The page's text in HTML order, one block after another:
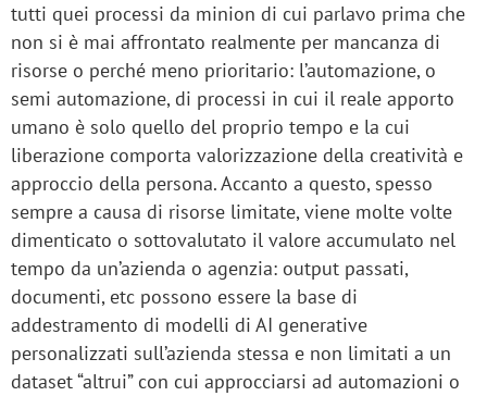
tutti quei processi da minion di cui parlavo prima che
non si è mai affrontato realmente per mancanza di
risorse o perché meno prioritario: l’automazione, o
semi automazione, di processi in cui il reale apporto
umano è solo quello del proprio tempo e la cui
liberazione comporta valorizzazione della creatività e
approccio della persona. Accanto a questo, spesso
sempre a causa di risorse limitate, viene molte volte
dimenticato o sottovalutato il valore accumulato nel
tempo da un’azienda o agenzia: output passati,
documenti, etc possono essere la base di
addestramento di modelli di AI generative
personalizzati sull’azienda stessa e non limitati a un
dataset “altrui” con cui approcciarsi ad automazioni o